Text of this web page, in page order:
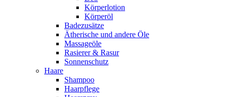
Körperlotion
Körperöl
Badezusätze
Ätherische und andere Öle
Massageöle
Rasierer & Rasur
Sonnenschutz
Haare
Shampoo
Haarpflege